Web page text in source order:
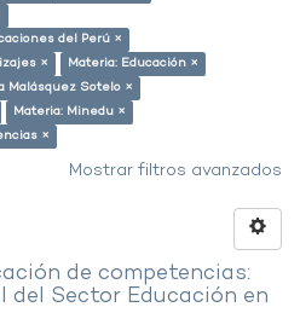
del Perú ×
×
Materia: Educación ×
Malásquez Sotelo ×
Materia: Minedu ×
×
Mostrar filtros avanzados
de competencias:
Sector Educación en